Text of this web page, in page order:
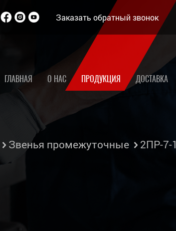
Заказать обратный звонок
ГЛАВНАЯ О НАС ПРОДУКЦИЯ ДОСТАВКА
Звенья промежуточные 2ПР-7-1